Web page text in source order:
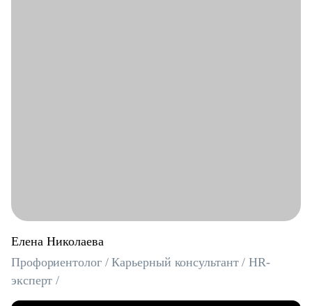
Елена Николаева
Профориентолог / Карьерный консультант / HR-
эксперт /